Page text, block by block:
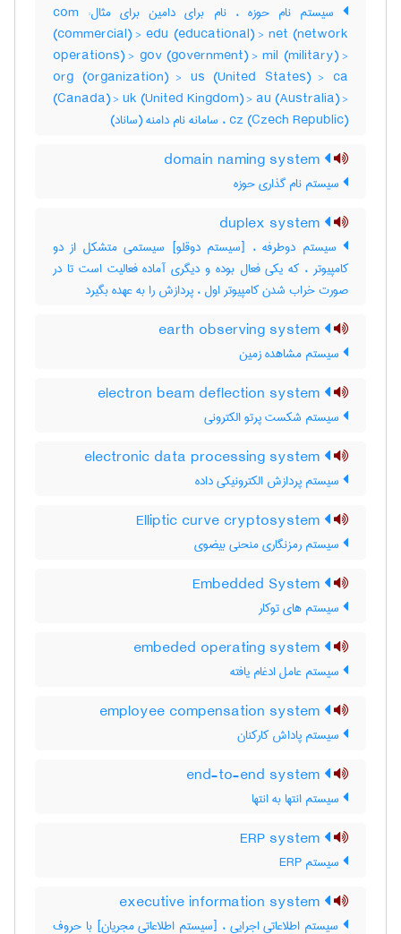
سیستم نام حوزه ، نام برای دامین برای مثال: com
(commercial) > edu (educational) > net (network
operations) > gov (government) > mil (military) >
org (organization) > us (United States) > ca
(Canada) > uk (United Kingdom) > au (Australia) >
cz (Czech Republic) ، سامانه نام دامنه (ساناد)
سیستم نام گذاری حوزه
سیستم دوطرفه ، [سیستم دوقلو] سیستمی متشکل از دو
کامپیوتر ، که یکی فعال بوده و دیگری آماده فعالیت است تا در
صورت خراب شدن کامپیوتر اول ، پردازش را به عهده بگیرد
سیستم مشاهده زمین
سیستم شکست پرتو الکترونی
سیستم پردازش الکترونیکی داده
سیستم رمزنگاری منحنی بیضوی
سیستم های توکار
سیستم عامل ادغام یافته
سیستم پاداش کارکنان
سیستم انتها به انتها
سیستم ERP
سیستم اطلاعاتی اجرایی ، [سیستم اطلاعاتی مجریان] با حروف